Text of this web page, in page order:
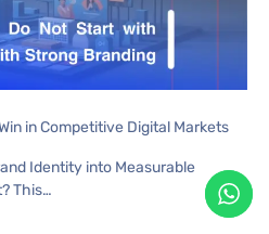
in Competitive Digital Markets
Identity into Measurable
This…